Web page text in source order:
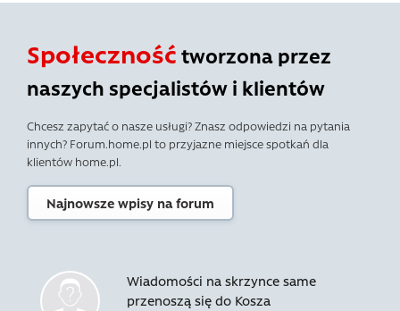
Społeczność tworzona przez
naszych specjalistów i klientów
Chcesz zapytać o nasze usługi? Znasz odpowiedzi na pytania
innych? Forum.home.pl to przyjazne miejsce spotkań dla
klientów home.pl.
Najnowsze wpisy na forum
Wiadomości na skrzynce same
przenoszą się do Kosza